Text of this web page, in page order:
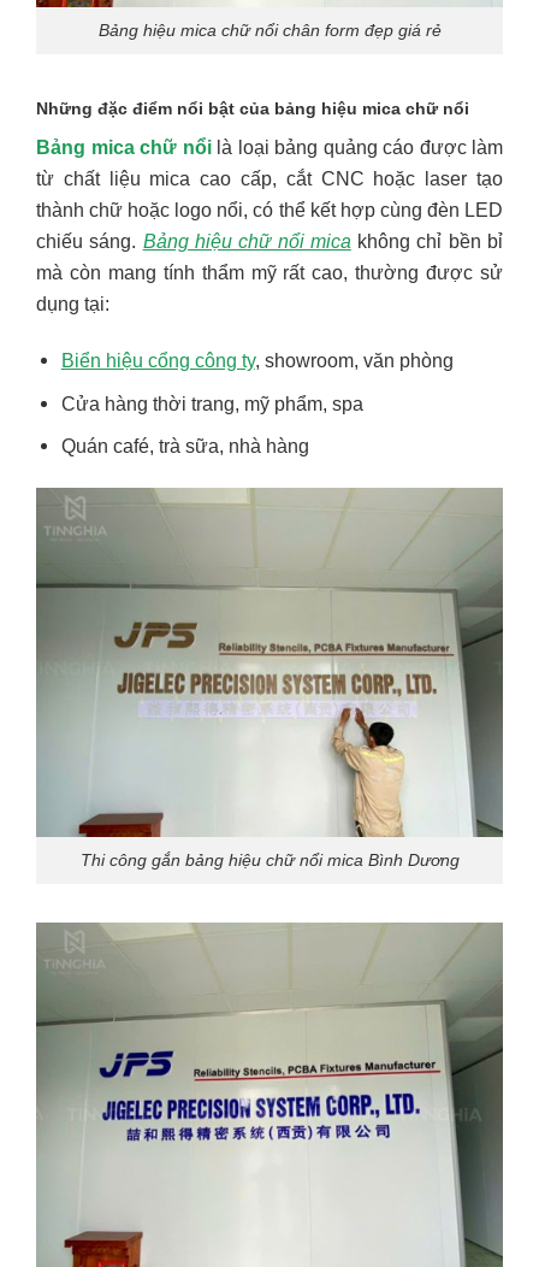
Bảng hiệu mica chữ nổi chân form đẹp giá rẻ
Những đặc điểm nổi bật của bảng hiệu mica chữ nổi
Bảng mica chữ nổilà loại bảng quảng cáo được làm
từ chất liệu mica cao cấp, cắt CNC hoặc laser tạo
thành chữ hoặc logo nổi, có thể kết hợp cùng đèn LED
chiếu sáng. Bảng hiệu chữ nổi micakhông chỉ bền bỉ
mà còn mang tính thẩm mỹ rất cao, thường được sử
dụng tại:
Biển hiệu cổng công ty, showroom, văn phòng
Cửa hàng thời trang, mỹ phẩm, spa
Quán café, trà sữa, nhà hàng
Thi công gắn bảng hiệu chữ nổi mica Bình Dương